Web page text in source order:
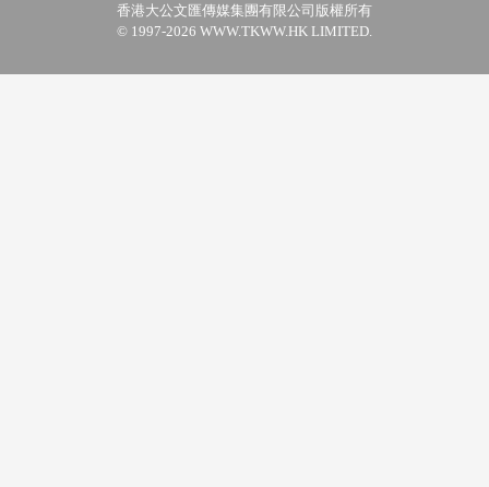
香港大公文匯傳媒集團有限公司版權所有
© 1997-2026 WWW.TKWW.HK LIMITED.